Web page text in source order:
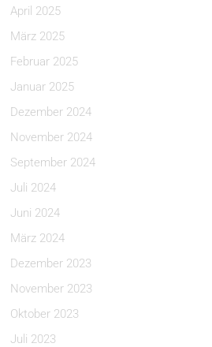
April 2025
März 2025
Februar 2025
Januar 2025
Dezember 2024
November 2024
September 2024
Juli 2024
Juni 2024
März 2024
Dezember 2023
November 2023
Oktober 2023
Juli 2023